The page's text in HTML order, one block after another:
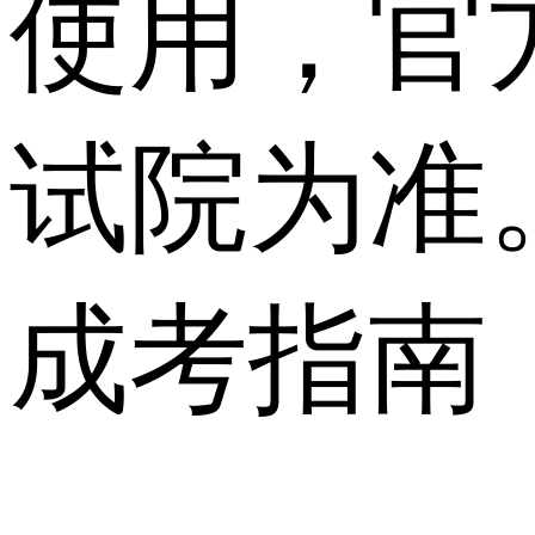
使用，官
试院为准
成考指南